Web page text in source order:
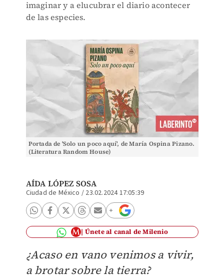
imaginar y a elucubrar el diario acontecer
de las especies.
Portada de 'Solo un poco aquí', de María Ospina Pizano.
(Literatura Random House)
AÍDA LÓPEZ SOSA
Ciudad de México / 23.02.2024 17:05:39
Únete al canal de Milenio
¿Acaso en vano venimos a vivir,
a brotar sobre la tierra?